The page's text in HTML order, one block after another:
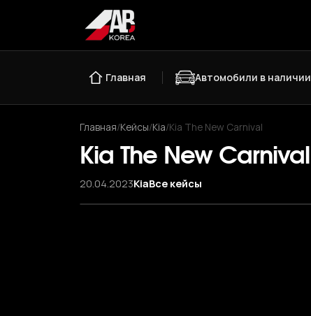
Главная Автомобили в наличии
Главная/Кейсы/Kia/Kia The New Carnival
Kia The New Carnival
20.04.2023KiaВсе кейсы